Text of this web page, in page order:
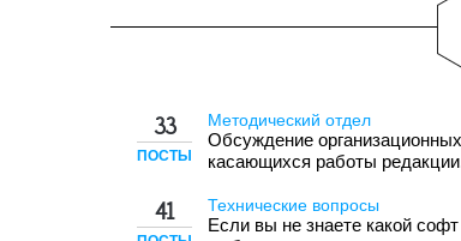
33
ПОСТЫ
Методический отдел
Обсуждение
касающихся работы
41
Технические вопросы
Если вы не знаете какой